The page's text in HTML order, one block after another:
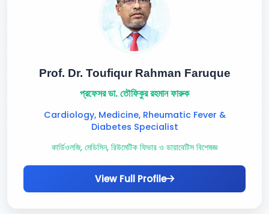
Prof. Dr. Toufiqur Rahman Faruque
প্রফেসর ডা. তৌফিকুর রহমান ফারুক
Cardiology, Medicine, Rheumatic Fever &
Diabetes Specialist
কার্ডিওলজি, মেডিসিন, রিউমেটিক ফিভার ও ডায়াবেটিস বিশেষজ্ঞ
View Full Profile